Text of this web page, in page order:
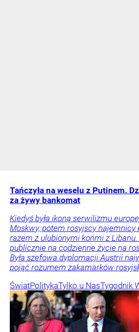
Tańczyła na weselu z Putinem.
za żywy bankomat
Kiedyś była ikoną serwilizmu
Moskwy, potem rosyjscy najemnicy
razem z ulubionymi końmi z Libanu.
publicznie na codzienne życie na
Była szefowa dyplomacji Austrii
pojąć rozumem zakamarków
ŚwiatPolitykaTylko u NasTygodnik